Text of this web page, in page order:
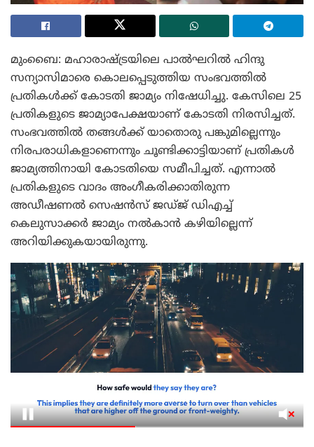
മുംബൈ: മഹാരാഷ്ട്രയിലെ പാൽഘറിൽ ഹിന്ദു
സന്യാസിമാരെ കൊലപ്പെടുത്തിയ സംഭവത്തിൽ
പ്രതികൾക്ക് കോടതി ജാമ്യം നിഷേധിച്ചു. കേസിലെ 25
പ്രതികളുടെ ജാമ്യാപേക്ഷയാണ് കോടതി നിരസിച്ചത്.
സംഭവത്തില്‍ തങ്ങള്‍ക്ക് യാതൊരു പങ്കുമില്ലെന്നും
നിരപരാധികളാണെന്നും ചൂണ്ടിക്കാട്ടിയാണ് പ്രതികള്‍
ജാമ്യത്തിനായി കോടതിയെ സമീപിച്ചത്. എന്നാല്‍
പ്രതികളുടെ വാദം അംഗീകരിക്കാതിരുന്ന
അഡീഷണല്‍ സെഷന്‍സ് ജഡ്ജ് ഡിഎച്ച്
കെലുസാക്കർ ജാമ്യം നൽകാൻ കഴിയില്ലെന്ന്
അറിയിക്കുകയായിരുന്നു.